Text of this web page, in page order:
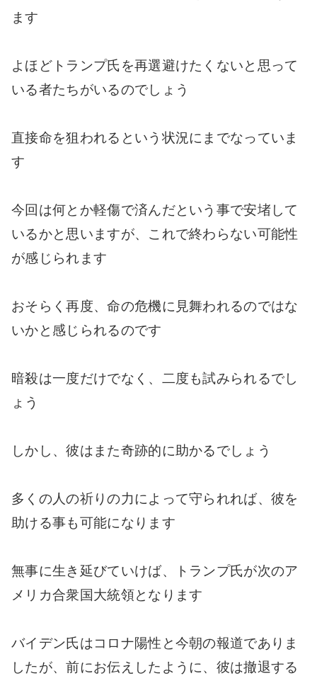
ます
よほどトランプ氏を再選避けたくないと思って
いる者たちがいるのでしょう
直接命を狙われるという状況にまでなっていま
す
今回は何とか軽傷で済んだという事で安堵して
いるかと思いますが、これで終わらない可能性
が感じられます
おそらく再度、命の危機に見舞われるのではな
いかと感じられるのです
暗殺は一度だけでなく、二度も試みられるでし
ょう
しかし、彼はまた奇跡的に助かるでしょう
多くの人の祈りの力によって守られれば、彼を
助ける事も可能になります
無事に生き延びていけば、トランプ氏が次のア
メリカ合衆国大統領となります
バイデン氏はコロナ陽性と今朝の報道でありま
したが、前にお伝えしたように、彼は撤退する